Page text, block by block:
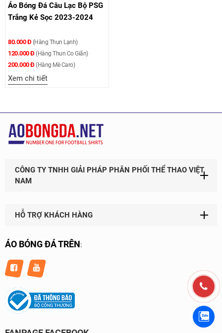
Áo Bóng Đá Câu Lạc Bộ PSG
Trắng Kẻ Sọc 2023-2024
80.000 Đ (Hàng Thun Lạnh)
120.000 Đ (Hàng Thun Co Giãn)
200.000 Đ (Hàng Mè Caro)
Xem chi tiết
CÔNG TY TNHH GIẢI PHÁP PHÂN PHỐI THỂ THAO VIỆT
NAM
HỖ TRỢ KHÁCH HÀNG
ÁO BÓNG ĐÁ TRÊN: